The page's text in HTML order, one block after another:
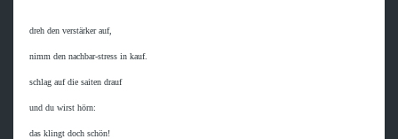
dreh den verstärker auf,
nimm den nachbar-stress in kauf.
schlag auf die saiten drauf
und du wirst hörn:
das klingt doch schön!